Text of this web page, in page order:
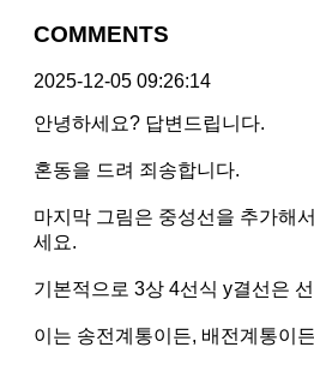
COMMENTS
2025-12-05 09:26:14
안녕하세요? 답변드립니다.
혼동을 드려 죄송합니다.
마지막 그림은 중성선을 추가해
세요.
기본적으로 3상 4선식 y결선은
이는 송전계통이든, 배전계통이